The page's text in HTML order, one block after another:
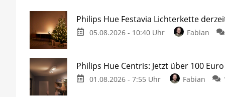
Philips Hue Festavia Lichterkette
05.08.2026 - 10:40 Uhr Fabian
Philips Hue Centris: Jetzt über 100
01.08.2026 - 7:55 Uhr Fabian